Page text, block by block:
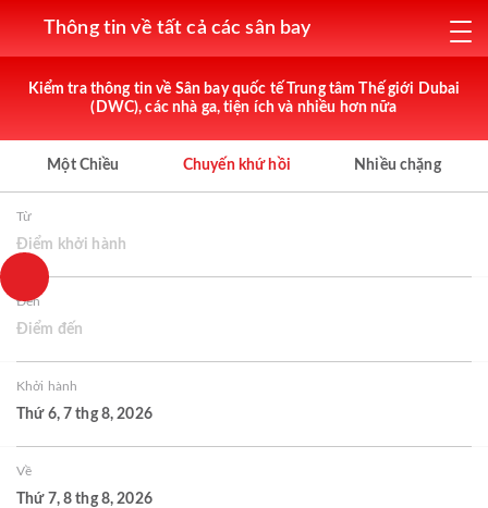
Thông tin về tất cả các sân bay
Kiểm tra thông tin về Sân bay quốc tế Trung tâm Thế giới Dubai
(DWC), các nhà ga, tiện ích và nhiều hơn nữa
Một Chiều Chuyến khứ hồi Nhiều chặng
Từ
Điểm khởi hành
Đến
Điểm đến
Khởi hành
Thứ 6, 7 thg 8, 2026
Về
Thứ 7, 8 thg 8, 2026